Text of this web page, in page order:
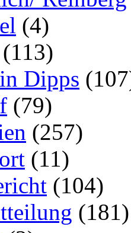
(4)
(113)
Dipps
(79)
(257)
(11)
(104)
(181)